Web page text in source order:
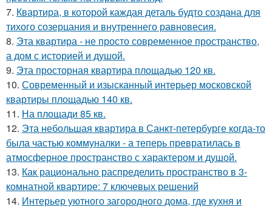
7. Квартира, в которой каждая деталь будто создана для
тихого созерцания и внутреннего равновесия.
8. Эта квартира - не просто современное пространство,
а дом с историей и душой.
9. Эта просторная квартира площадью 120 кв.
10. Современный и изысканный интерьер московской
квартиры площадью 140 кв.
11. На площади 85 кв.
12. Эта небольшая квартира в Санкт-петербурге когда-то
была частью коммуналки - а теперь превратилась в
атмосферное пространство с характером и душой.
13. Как рационально распределить пространство в 3-
комнатной квартире: 7 ключевых решений
14. Интерьер уютного загородного дома, где кухня и